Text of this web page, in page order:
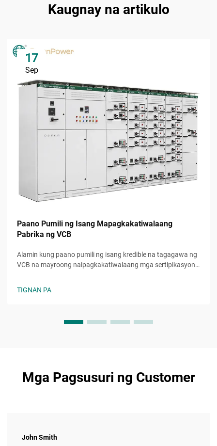
Kaugnay na artikulo
17
Sep
Paano Pumili ng Isang Mapagkakatiwalaang
Pabrika ng VCB
Alamin kung paano pumili ng isang kredible na tagagawa ng
VCB na mayroong naipagkakatiwalaang mga sertipikasyon,
TIGNAN PA
Mga Pagsusuri ng Customer
John Smith